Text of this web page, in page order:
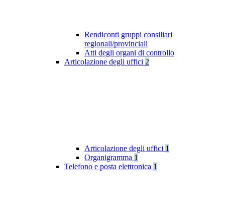
Rendiconti gruppi consiliari
regionali/provinciali
Atti degli organi di controllo
Articolazione degli uffici 2
Articolazione degli uffici 1
Organigramma 1
Telefono e posta elettronica 1